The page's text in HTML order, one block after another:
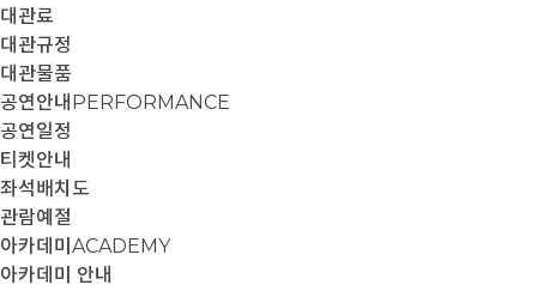
대관료
대관규정
대관물품
공연안내 PERFORMANCE
공연일정
티켓안내
좌석배치도
관람예절
아카데미 ACADEMY
아카데미 안내